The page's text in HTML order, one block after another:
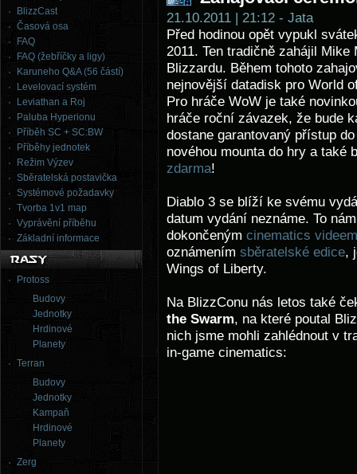
BlizzCast
Časová osa
FAQ
FAQ (žebříčky a ligy)
Karuneho Q&A (56 částí)
Levelovací systém
Leviathan a Roj
Paluba Hyperionu
Příběh SC + SC:BW
Příběhy jednotek
Režim Výzev
Sběratelská postavička
Systémové požadavky
Tvorba 1v1 map
Vyprávění příběhu
Základní informace
Protoss
Budovy
Jednotky
Hrdinové
Planety
Terran
Budovy
Jednotky
Kampaň
Hrdinové
Planety
Zerg
21.10.2011 | 21:12 - Jata
Před hodinou opět vypukl
2011. Ten tradičně zahájil
Blizzardu. Během tohoto
nejnovější datadisk pro World
Pro hráče WoW je také
hráče roční závazek, že bude
dostane garantovaný přístup
novéhou mounta do hry a také
zdarma!
Diablo 3 se blíží ke svému
datum vydání neznáme. To
dokončeným cinematics videem
oznámením sběratelské edice,
Wings of Liberty.
Na BlizzConu nás letos také
the Swarm, na které poutal
nich jsme mohli zahlédnout v
in-game cinematics: